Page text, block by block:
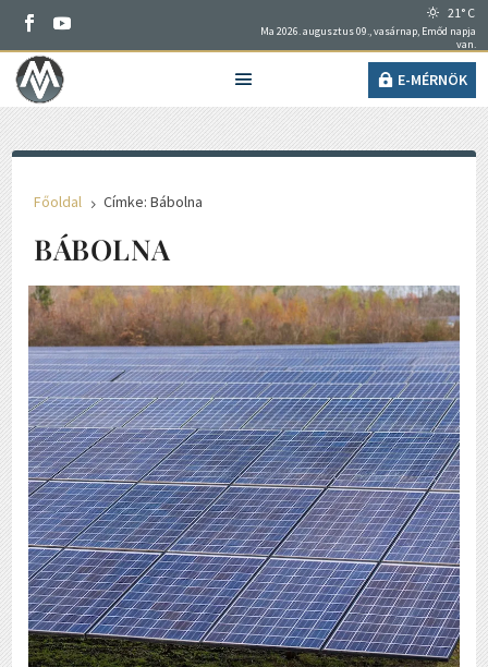
21° C
Ma 2026. augusztus 09., vasárnap, Emőd napja
van.
E-MÉRNÖK
Főoldal 5 Címke: Bábolna
BÁBOLNA